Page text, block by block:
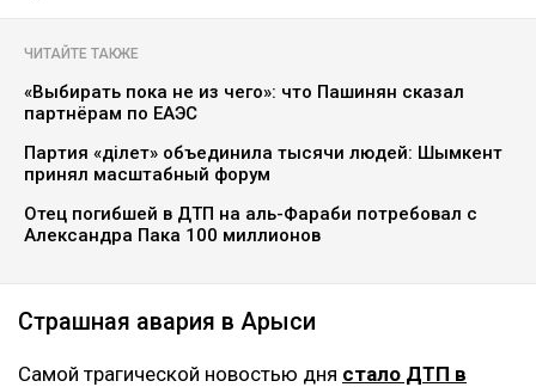
ЧИТАЙТЕ ТАКЖЕ
«Выбирать пока не из чего»: что Пашинян сказал
партнёрам по ЕАЭС
Партия «Әділет» объединила тысячи людей: Шымкент
принял масштабный форум
Отец погибшей в ДТП на аль-Фараби потребовал с
Александра Пака 100 миллионов
Страшная авария в Арыси
Самой трагической новостью дня стало ДТП в